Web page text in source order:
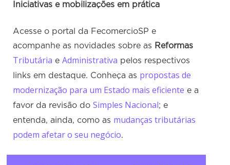
Iniciativas e mobilizações em prática
Acesse o portal da FecomercioSP e
acompanhe as novidades sobre as Reformas
Tributária eAdministrativa pelos respectivos
links em destaque. Conheça as propostas de
modernização para um Estado mais eficiente e a
favor da revisão doSimples Nacional; e
entenda, ainda, como as mudanças tributárias
podem afetar o seu negócio.